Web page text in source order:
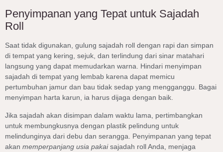
Penyimpanan yang Tepat untuk Sajadah
Roll
Saat tidak digunakan, gulung sajadah roll dengan rapi dan simpan
di tempat yang kering, sejuk, dan terlindung dari sinar matahari
langsung yang dapat memudarkan warna. Hindari menyimpan
sajadah di tempat yang lembab karena dapat memicu
pertumbuhan jamur dan bau tidak sedap yang mengganggu. Bagai
menyimpan harta karun, ia harus dijaga dengan baik.
Jika sajadah akan disimpan dalam waktu lama, pertimbangkan
untuk membungkusnya dengan plastik pelindung untuk
melindunginya dari debu dan serangga. Penyimpanan yang tepat
akan memperpanjang usia pakaisajadah roll Anda, menjaga